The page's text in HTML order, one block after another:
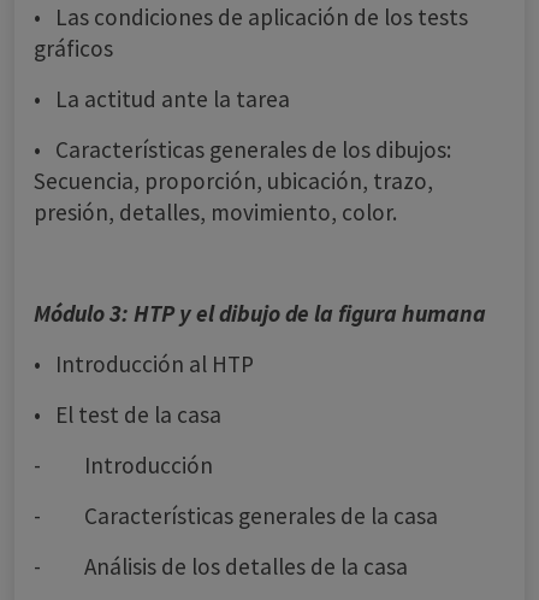
• Las condiciones de aplicación de los tests
gráficos
• La actitud ante la tarea
• Características generales de los dibujos:
Secuencia, proporción, ubicación, trazo,
presión, detalles, movimiento, color.
Módulo 3: HTP y el dibujo de la figura humana
• Introducción al HTP
• El test de la casa
- Introducción
- Características generales de la casa
- Análisis de los detalles de la casa